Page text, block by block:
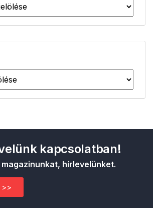
kapcsolatban!
hírlevelünket.
>>